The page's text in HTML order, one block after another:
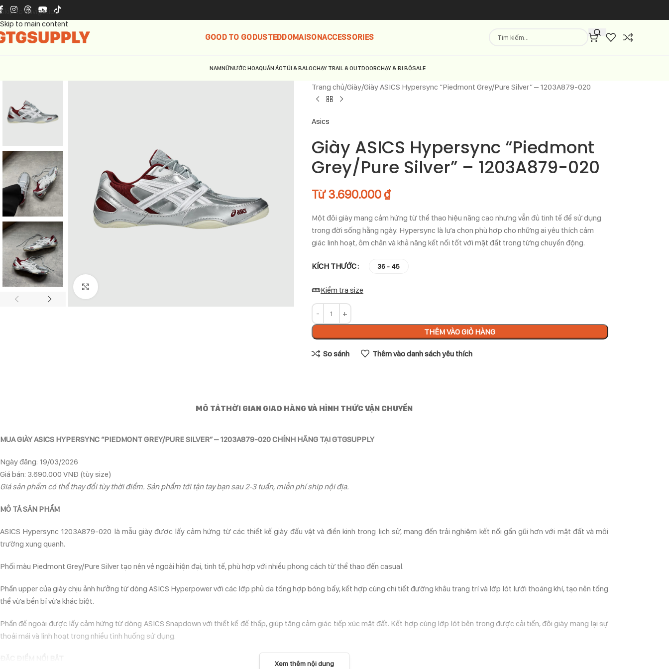
Skip to navigation
Skip to main content
GOOD TO GODUSTEDDOMAISONACCESSORIES
NAMNỮNƯỚC HOAQUẦN ÁOTÚI & BALOCHẠY TRAIL & OUTDOORCHẠY & ĐI BỘSALE
Trang chủ Giày Giày ASICS Hypersync “Piedmont Grey/Pure Silver” – 1203A879-020
Asics
Giày ASICS Hypersync “Piedmont
Grey/Pure Silver” – 1203A879-020
Từ3.690.000 ₫
Một đôi giày mang cảm hứng từ thể thao hiệu năng cao nhưng vẫn đủ tinh tế để sử dụng
trong đời sống hằng ngày. Hypersync là lựa chọn phù hợp cho những ai yêu thích cảm
giác linh hoạt, ôm chân và khả năng kết nối tốt với mặt đất trong từng chuyển động.
KÍCH THƯỚC 36 - 45
Kiểm tra size
THÊM VÀO GIỎ HÀNG
So sánh Thêm vào danh sách yêu thích
MÔ TẢTHỜI GIAN GIAO HÀNG VÀ HÌNH THỨC VẬN CHUYỂN
MUA GIÀY ASICS HYPERSYNC “PIEDMONT GREY/PURE SILVER” – 1203A879-020 CHÍNH HÃNG TẠI GTGSUPPLY
Ngày đăng: 19/03/2026
Giá bán: 3.690.000 VNĐ (tùy size)
Giá sản phẩm có thể thay đổi tùy thời điểm. Sản phẩm tới tận tay bạn sau 2-3 tuần, miễn phí ship nội địa.
MÔ TẢ SẢN PHẨM
ASICS Hypersync 1203A879-020 là mẫu giày được lấy cảm hứng từ các thiết kế giày đấu vật và điền kinh trong lịch sử, mang đến trải nghiệm kết nối gần gũi hơn với mặt đất và môi
trường xung quanh.
Phối màu Piedmont Grey/Pure Silver tạo nên vẻ ngoài hiện đại, tinh tế, phù hợp với nhiều phong cách từ thể thao đến casual.
Phần upper của giày chịu ảnh hưởng từ dòng ASICS Hyperpower với các lớp phủ da tổng hợp bóng bẩy, kết hợp cùng chi tiết đường khâu trang trí và lớp lót lưới thoáng khí, tạo nên tổng
thể vừa bền bỉ vừa khác biệt.
Phần đế ngoài được lấy cảm hứng từ dòng ASICS Snapdown với thiết kế đế thấp, giúp tăng cảm giác tiếp xúc mặt đất. Kết hợp cùng lớp lót bên trong được cải tiến, đôi giày mang lại sự
thoải mái và linh hoạt trong nhiều tình huống sử dụng.
Xem thêm nội dung